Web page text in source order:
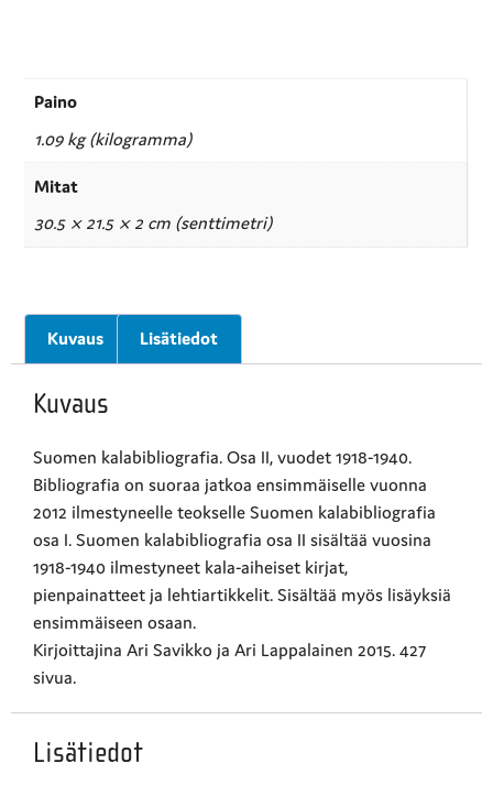
Paino
1.09 kg (kilogramma)
Mitat
30.5 × 21.5 × 2 cm (senttimetri)
Kuvaus Lisätiedot
Kuvaus
Suomen kalabibliografia. Osa II, vuodet 1918-1940.
Bibliografia on suoraa jatkoa ensimmäiselle vuonna
2012 ilmestyneelle teokselle Suomen kalabibliografia
osa I. Suomen kalabibliografia osa II sisältää vuosina
1918-1940 ilmestyneet kala-aiheiset kirjat,
pienpainatteet ja lehtiartikkelit. Sisältää myös lisäyksiä
ensimmäiseen osaan.
Kirjoittajina Ari Savikko ja Ari Lappalainen 2015. 427
sivua.
Lisätiedot